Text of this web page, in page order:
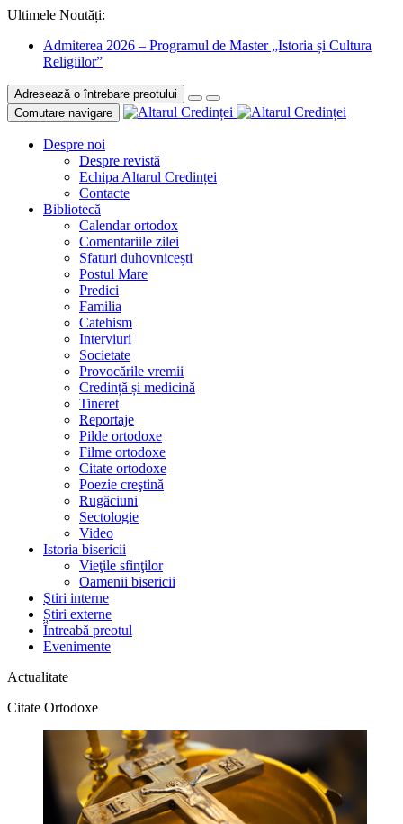
Ultimele Noutăți:
Admiterea 2026 – Programul de Master „Istoria și Cultura
Religiilor”
Adresează o întrebare preotului
Comutare navigare
Despre noi
Despre revistă
Echipa Altarul Credinței
Contacte
Bibliotecă
Calendar ortodox
Comentariile zilei
Sfaturi duhovnicești
Postul Mare
Predici
Familia
Catehism
Interviuri
Societate
Provocările vremii
Credință și medicină
Tineret
Reportaje
Pilde ortodoxe
Filme ortodoxe
Citate ortodoxe
Poezie creştină
Rugăciuni
Sectologie
Video
Istoria bisericii
Vieţile sfinţilor
Oamenii bisericii
Ştiri interne
Știri externe
Întreabă preotul
Evenimente
Actualitate
Citate Ortodoxe